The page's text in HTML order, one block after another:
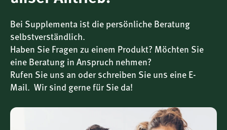
10 mg Lutein(FloraGLO®) +2 mg Zeaxanthin
(OPTISHARP®) pro Kapsel
Standardisierte Qualität– geprüft und
markenrechtlich geschützt
Frei von Gluten und künstlichen Zusätzen
Vegan– pflanzliche Kapselhülle
60 Kapseln– eine Monatspackung
Bei Supplementa ist die persönliche Beratung
selbstverständlich.
Haben Sie Fragen zu einem Produkt? Möchten Sie
eine Beratung in Anspruch nehmen?
Rufen Sie uns an oder schreiben Sie uns eine E-
Mail. Wir sind gerne für Sie da!